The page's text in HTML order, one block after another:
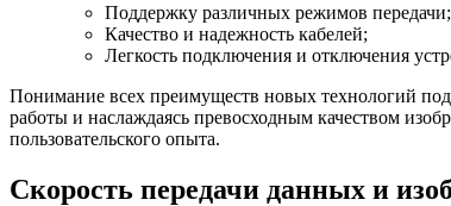
Поддержку различных режимов передачи;
Качество и надежность кабелей;
Легкость подключения и отключения
Понимание всех преимуществ новых технологий
работы и наслаждаясь превосходным качеством
пользовательского опыта.
Скорость передачи данных и